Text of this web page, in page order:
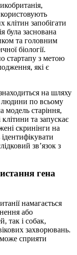
клітин запобігати
була заснована
та головним
біології.
стартапу з метою
які є
на шляху
людини по всьому
модель старіння,
та запускає
скринінги на
зв’язок з
гена
намагається
або
так і собак,
захворювань.
сприяти